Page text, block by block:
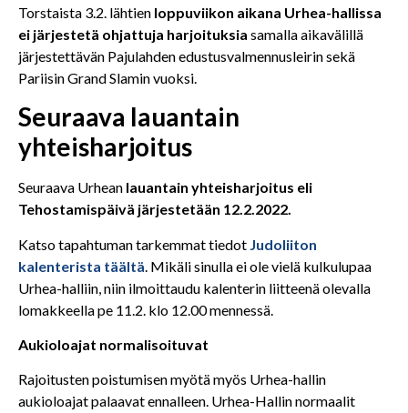
Torstaista 3.2. lähtien loppuviikon aikana Urhea-hallissa
ei järjestetä ohjattuja harjoituksia samalla aikavälillä
järjestettävän Pajulahden edustusvalmennusleirin sekä
Pariisin Grand Slamin vuoksi.
Seuraava lauantain
yhteisharjoitus
Seuraava Urhean lauantain yhteisharjoitus eli
Tehostamispäivä järjestetään 12.2.2022.
Katso tapahtuman tarkemmat tiedot Judoliiton
kalenterista täältä . Mikäli sinulla ei ole vielä kulkulupaa
Urhea-halliin, niin ilmoittaudu kalenterin liitteenä olevalla
lomakkeella pe 11.2. klo 12.00 mennessä.
Aukioloajat normalisoituvat
Rajoitusten poistumisen myötä myös Urhea-hallin
aukioloajat palaavat ennalleen. Urhea-Hallin normaalit